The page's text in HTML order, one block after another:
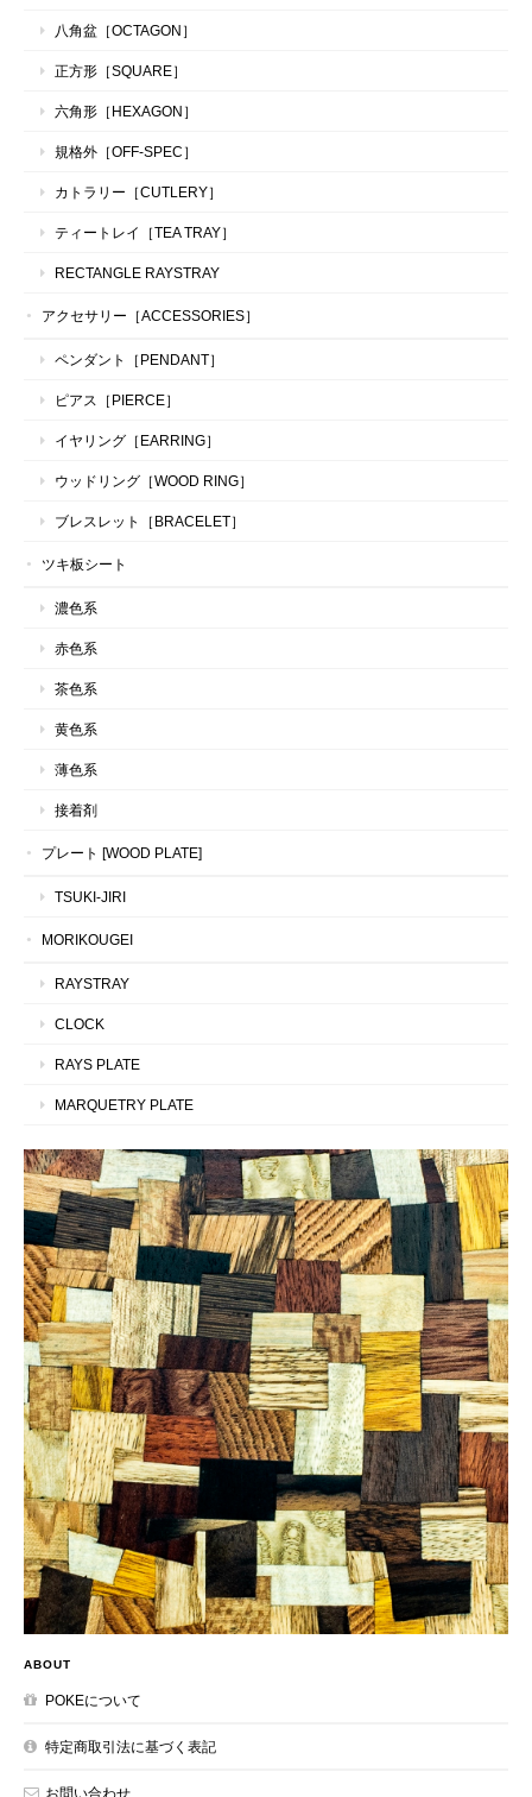
八角盆［OCTAGON］
正方形［SQUARE］
六角形［HEXAGON］
規格外［OFF-SPEC］
カトラリー［CUTLERY］
ティートレイ［TEA TRAY］
RECTANGLE RAYSTRAY
アクセサリー［ACCESSORIES］
ペンダント［PENDANT］
ピアス［PIERCE］
イヤリング［EARRING］
ウッドリング［WOOD RING］
ブレスレット［BRACELET］
ツキ板シート
濃色系
赤色系
茶色系
黄色系
薄色系
接着剤
プレート [WOOD PLATE]
TSUKI-JIRI
MORIKOUGEI
RAYSTRAY
CLOCK
RAYS PLATE
MARQUETRY PLATE
ABOUT
POKEについて
特定商取引法に基づく表記
お問い合わせ